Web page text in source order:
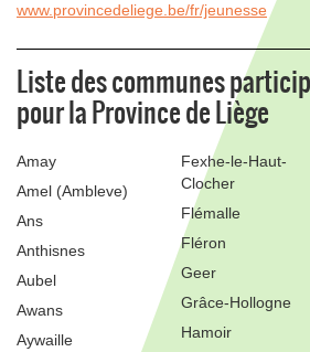
www.provincedeliege.be/fr/jeunesse
Liste des communes
pour la Province de Liège
Amay
Amel (Ambleve)
Ans
Anthisnes
Aubel
Awans
Aywaille
Fexhe-le-Haut-
Clocher
Flémalle
Fléron
Geer
Grâce-Hollogne
Hamoir